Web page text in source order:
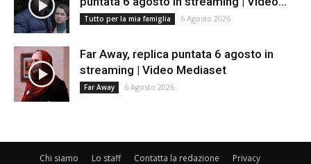
Tutto per la mia famiglia 6 Agosto 2026
Far Away, replica puntata 6 agosto in
streaming | Video Mediaset
Far Away 6 Agosto 2026
Chi siamo Lo staff Contatta la redazione Privacy